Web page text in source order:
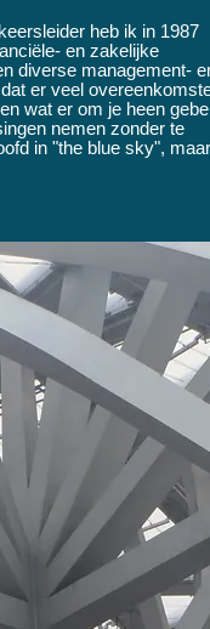
heb ik in 1987
en zakelijke
diverse management-
er veel
wat er om je heen
nemen zonder te
in "the blue sky", maar